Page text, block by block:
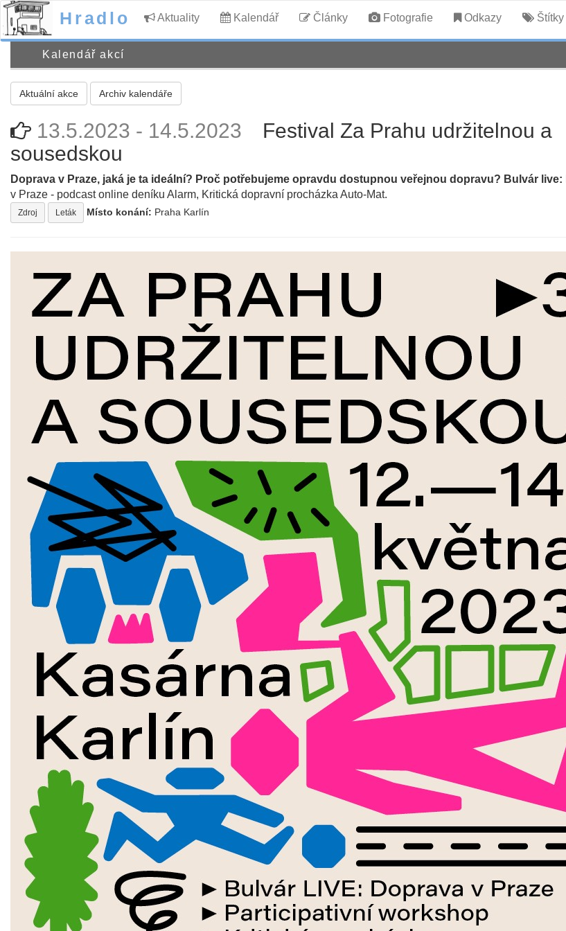
Hradlo Aktuality Kalendář Články Fotografie Odkazy Štítky
Kalendář akcí
Aktuální akce Archiv kalendáře
13.5.2023 - 14.5.2023
Festival Za Prahu udržitelnou a
sousedskou
Doprava v Praze, jaká je ta ideální? Proč potřebujeme opravdu dostupnou veřejnou dopravu? Bulvár live:
v Praze - podcast online deníku Alarm, Kritická dopravní procházka Auto-Mat.
Zdroj Leták Místo konání: Praha Karlín